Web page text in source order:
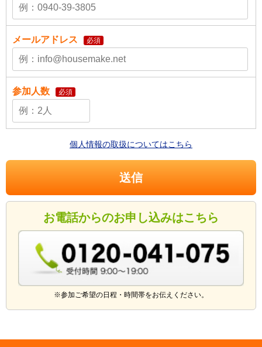
メールアドレス 必須
参加人数 必須
個人情報の取扱についてはこちら
お電話からのお申し込みはこちら
※参加ご希望の日程・時間帯をお伝えください。